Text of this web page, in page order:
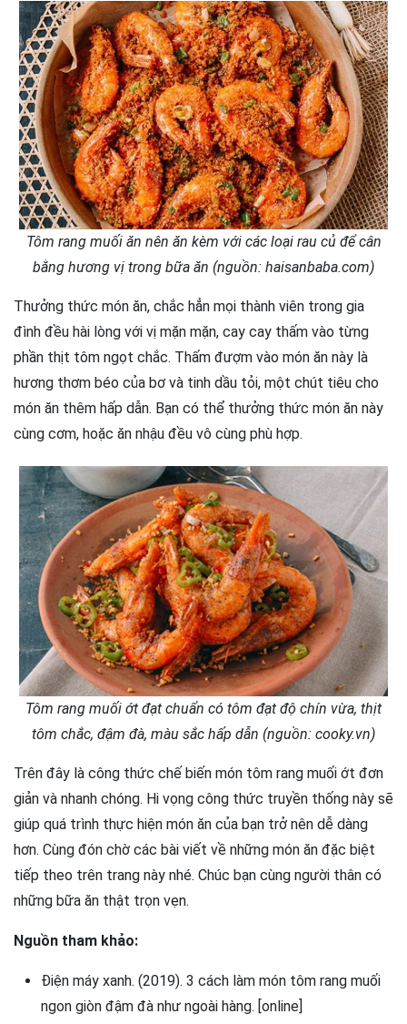
Tôm rang muối ăn nên ăn kèm với các loại rau củ để cân
bằng hương vị trong bữa ăn (nguồn: haisanbaba.com)
Thưởng thức món ăn, chắc hẳn mọi thành viên trong gia
đình đều hài lòng với vị mặn mặn, cay cay thấm vào từng
phần thịt tôm ngọt chắc. Thấm đượm vào món ăn này là
hương thơm béo của bơ và tinh dầu tỏi, một chút tiêu cho
món ăn thêm hấp dẫn. Bạn có thể thưởng thức món ăn này
cùng cơm, hoặc ăn nhậu đều vô cùng phù hợp.
Tôm rang muối ớt đạt chuẩn có tôm đạt độ chín vừa, thịt
tôm chắc, đậm đà, màu sắc hấp dẫn (nguồn: cooky.vn)
Trên đây là công thức chế biến món tôm rang muối ớt đơn
giản và nhanh chóng. Hi vọng công thức truyền thống này sẽ
giúp quá trình thực hiện món ăn của bạn trở nên dễ dàng
hơn. Cùng đón chờ các bài viết về những món ăn đặc biệt
tiếp theo trên trang này nhé. Chúc bạn cùng người thân có
những bữa ăn thật trọn vẹn.
Nguồn tham khảo:
Điện máy xanh. (2019). 3 cách làm món tôm rang muối
ngon giòn đậm đà như ngoài hàng. [online]